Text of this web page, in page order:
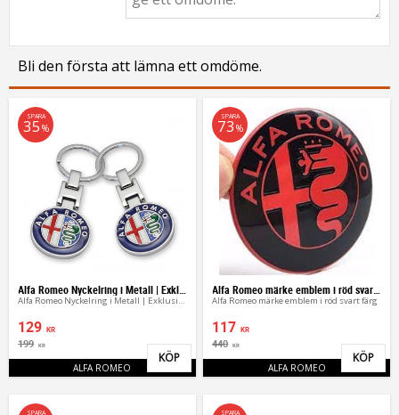
Bli den första att lämna ett omdöme.
Alfa Romeo Nyckelring i Metall | Exklusivt Nyckelhänge
Alfa Romeo Nyckelring i Metall | Exklusivt Nyckelhänge
129 KR
199 KR
SPARA
35 %
ALFA ROMEO Lägg till i favoriter
KÖP
Alfa Romeo märke emblem i röd svart färg
Alfa Romeo märke emblem i röd svart färg
117 KR
440 KR
SPARA
73 %
ALFA ROMEO
KÖP
SPARA SPARA